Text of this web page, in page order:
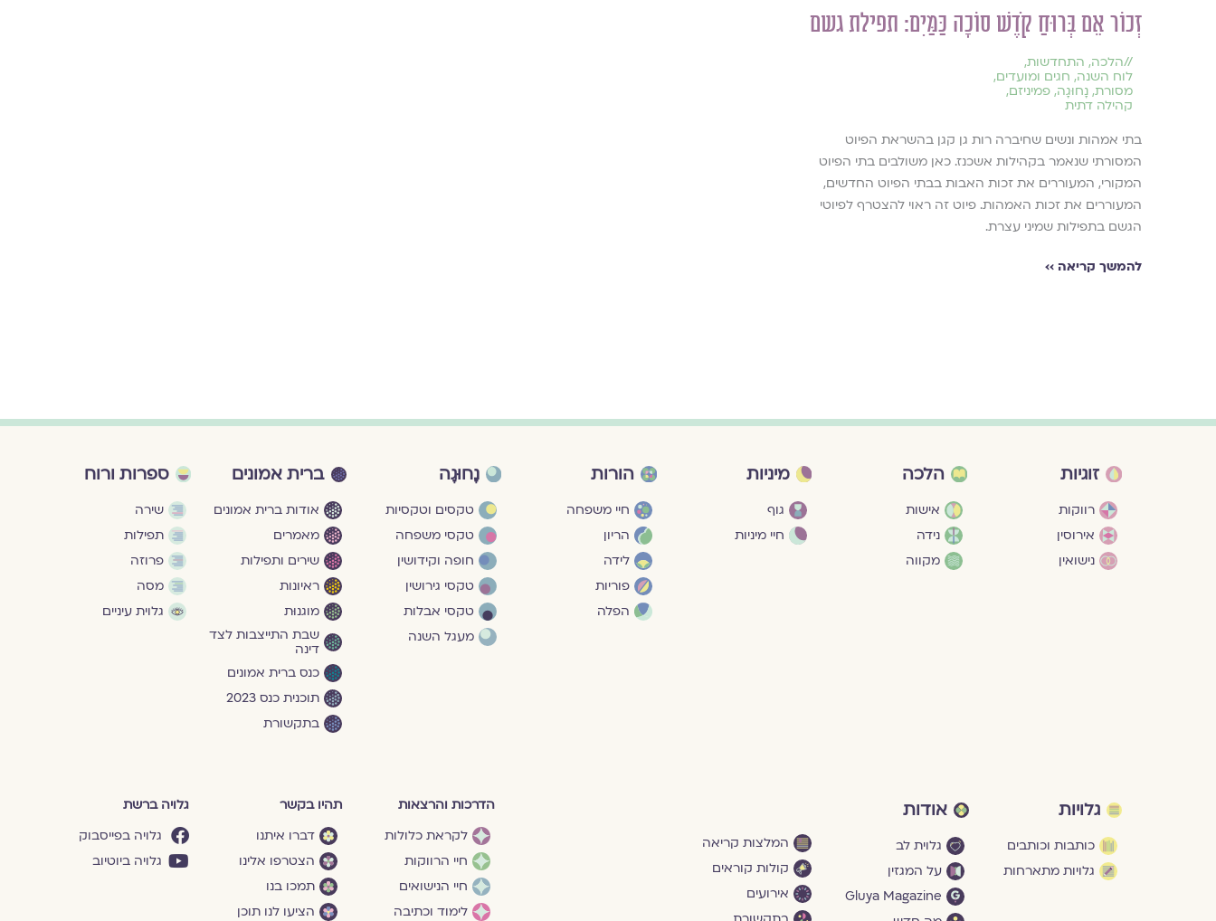
זְכוֹר אֵם בְּרוּחַ קֹדֶשׁ סוֹכָה כַּמַּיִם: תפילת גשם
//הלכה, התחדשות,
לוח השנה, חגים ומועדים,
מסורת, נָחוּגָה, פמיניזם,
קהילה דתית
בתי אמהות ונשים שחיברה רות גן קגן בהשראת הפיוט
המסורתי שנאמר בקהילות אשכנז. כאן משולבים בתי הפיוט
המקורי, המעוררים את זכות האבות בבתי הפיוט החדשים,
המעוררים את זכות האמהות. פיוט זה ראוי להצטרף לפיוטי
הגשם בתפילות שמיני עצרת.
להמשך קריאה ››
זוגיות
רווקות
אירוסין
נישואין
הלכה
אישות
נידה
מקווה
מיניות
גוף
חיי מיניות
הורות
חיי משפחה
הריון
לידה
פוריות
הפלה
נָחוּגָה
טקסים וטקסיות
טקסי משפחה
חופה וקידושין
טקסי גירושין
טקסי אבלות
מעגל השנה
ברית אמונים
אודות ברית אמונים
מאמרים
שירים ותפילות
ראיונות
מוגנוּת
שבת התייצבות לצד
דינה
כנס ברית אמונים
תוכנית כנס 2023
בתקשורת
ספרות ורוח
שירה
תפילות
פרוזה
מסה
גלוית עיניים
גלויות
כותבות וכותבים
גלויות מתארחות
אודות
גלוית לב
על המגזין
Gluya Magazine
המלצות קריאה
קולות קוראים
אירועים
הדרכות והרצאות
לקראת כלולות
חיי הרווקות
חיי הנישואים
לימוד וכתיבה
תהיו בקשר
דברו איתנו
הצטרפו אלינו
תמכו בנו
הציעו לנו תוכן
גלויה ברשת
גלויה בפייסבוק
גלויה ביוטיוב